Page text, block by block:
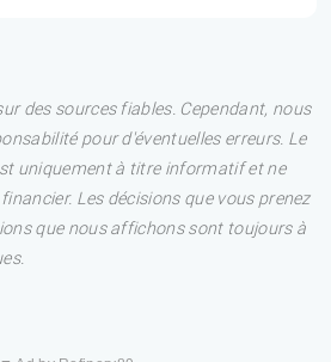
des sources fiables. Cependant, nous
pour d'éventuelles erreurs. Le
uniquement à titre informatif et ne
Les décisions que vous prenez
que nous affichons sont toujours à